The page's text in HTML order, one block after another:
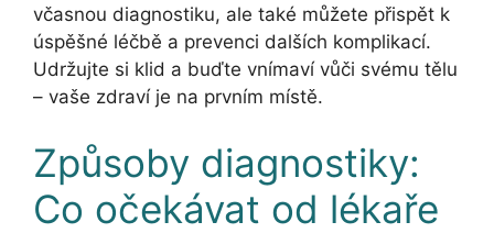
včasnou diagnostiku, ale také můžete přispět k
úspěšné léčbě a prevenci dalších komplikací.
Udržujte si klid a buďte vnímaví vůči svému tělu
– vaše zdraví je na prvním místě.
Způsoby diagnostiky:
Co očekávat od lékaře